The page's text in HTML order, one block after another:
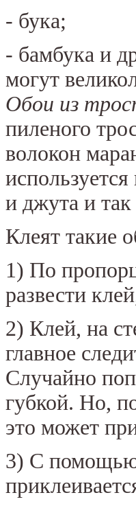
- бука;
- бамбука и
могут
Обои из
пиленого
волокон
и джута и так
Клеят такие
1) По
развести
2) Клей, на
главное
Случайно
губкой. Но,
это может
3) С помощью